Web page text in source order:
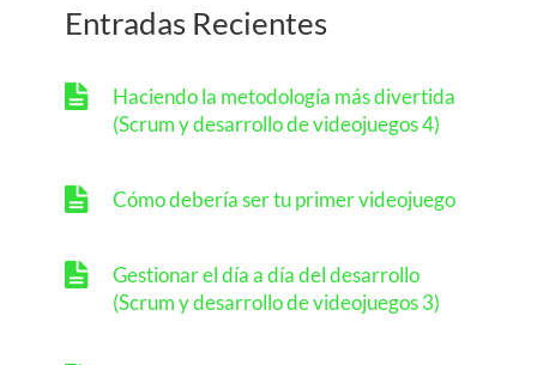
Entradas Recientes
Haciendo la metodología más divertida
(Scrum y desarrollo de videojuegos 4)
Cómo debería ser tu primer videojuego
Gestionar el día a día del desarrollo
(Scrum y desarrollo de videojuegos 3)